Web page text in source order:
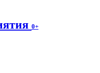
0+